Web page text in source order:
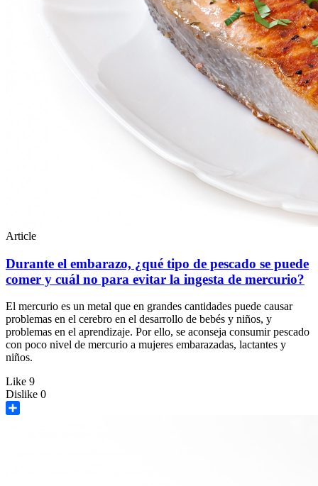
Article
Durante el embarazo, ¿qué tipo de pescado se puede
comer y cuál no para evitar la ingesta de mercurio?
El mercurio es un metal que en grandes cantidades puede causar
problemas en el cerebro en el desarrollo de bebés y niños, y
problemas en el aprendizaje. Por ello, se aconseja consumir pescado
con poco nivel de mercurio a mujeres embarazadas, lactantes y
niños.
Like 9
Dislike 0